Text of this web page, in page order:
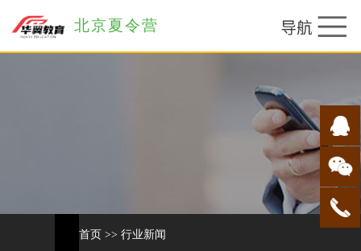
北京夏令营
首页 >> 行业新闻